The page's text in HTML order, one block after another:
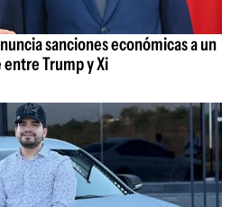
sanciones económicas a un
Trump y Xi